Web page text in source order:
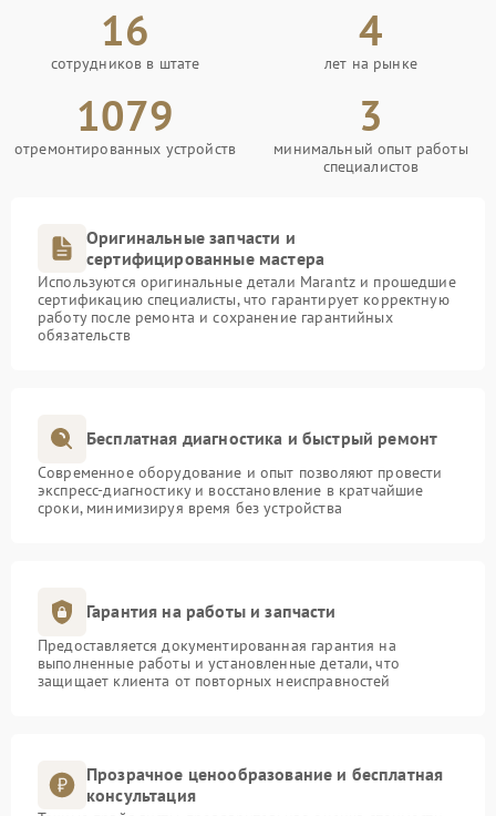
16
сотрудников в штате
4
лет на рынке
1079
отремонтированных устройств
3
минимальный опыт работы
специалистов
Оригинальные запчасти и
сертифицированные мастера
Используются оригинальные детали Marantz и прошедшие
сертификацию специалисты, что гарантирует корректную
работу после ремонта и сохранение гарантийных
обязательств
Бесплатная диагностика и быстрый ремонт
Современное оборудование и опыт позволяют провести
экспресс-диагностику и восстановление в кратчайшие
сроки, минимизируя время без устройства
Гарантия на работы и запчасти
Предоставляется документированная гарантия на
выполненные работы и установленные детали, что
защищает клиента от повторных неисправностей
Прозрачное ценообразование и бесплатная
консультация